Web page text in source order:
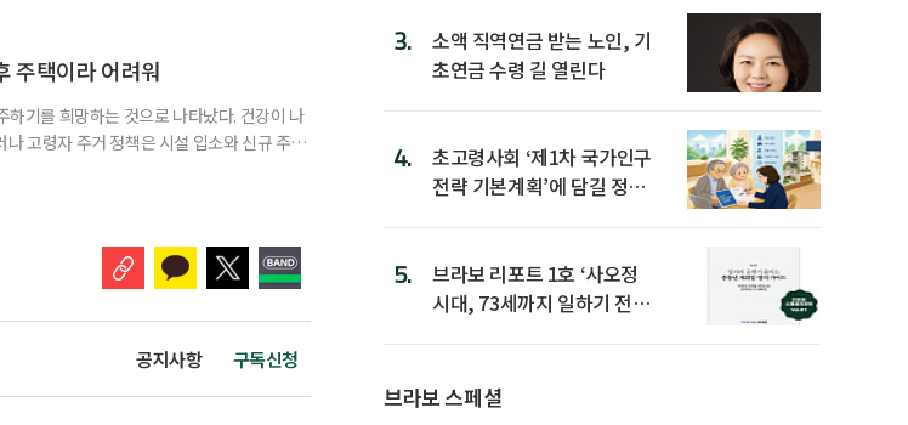
리가 멀다. 믿고 털어놓은 개인사나 약점을
주택이라 어려워
기를 희망하는 것으로 나타났다. 건강이 나
고령자 주거 정책은 시설 입소와 신규 주택
공지사항 구독신청
3.
소액 직역연금 받는 노인, 기
초연금 수령 길 열린다
4.
초고령사회 ‘제1차 국가인구
전략 기본계획’에 담길 정책
5.
브라보 리포트 1호 ‘사오정
시대, 73세까지 일하기 전략’
브라보 스페셜